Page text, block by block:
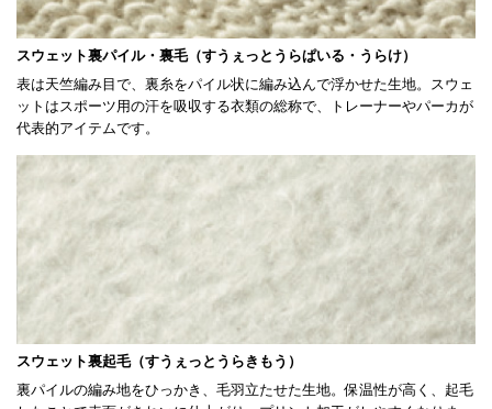
スウェット裏パイル・裏毛（すうぇっとうらぱいる・うらけ）
表は天竺編み目で、裏糸をパイル状に編み込んで浮かせた生地。スウェ
ットはスポーツ用の汗を吸収する衣類の総称で、トレーナーやパーカが
代表的アイテムです。
スウェット裏起毛（すうぇっとうらきもう）
裏パイルの編み地をひっかき、毛羽立たせた生地。保温性が高く、起毛